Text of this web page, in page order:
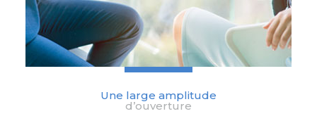
Une large amplitude
d’ouverture